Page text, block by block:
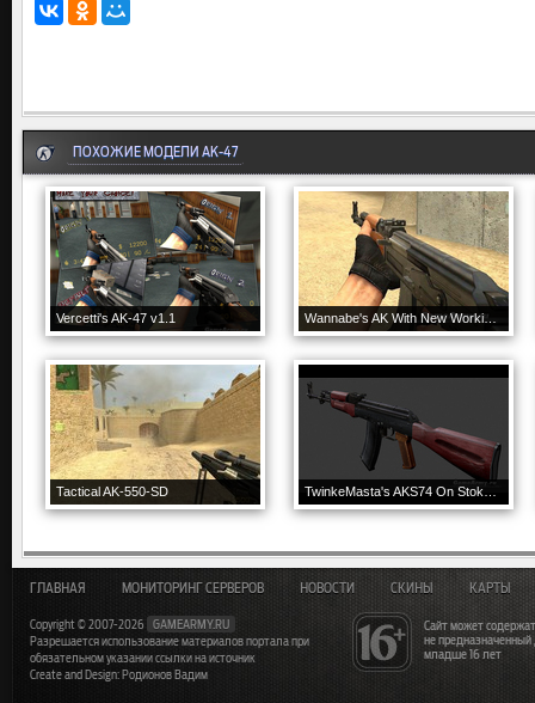
ПОХОЖИЕ МОДЕЛИ AK-47
Vercetti's AK-47 v1.1 Wannabe's AK With New Working Wees
Tactical AK-550-SD
Сайт может
не
младше 16 лет
ГЛАВНАЯ МОНИТОРИНГ СЕРВЕРОВ НОВОСТИ СКИНЫ КАРТЫ
Copyright © 2007-2026
GAMEARMY.RU
Разрешается использование материалов портала при
обязательном указании ссылки на источник
Create and Design: Родионов Вадим